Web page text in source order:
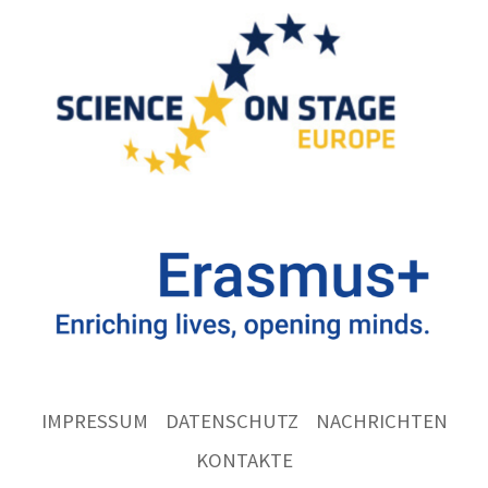
IMPRESSUM DATENSCHUTZ
NACHRICHTEN
KONTAKTE